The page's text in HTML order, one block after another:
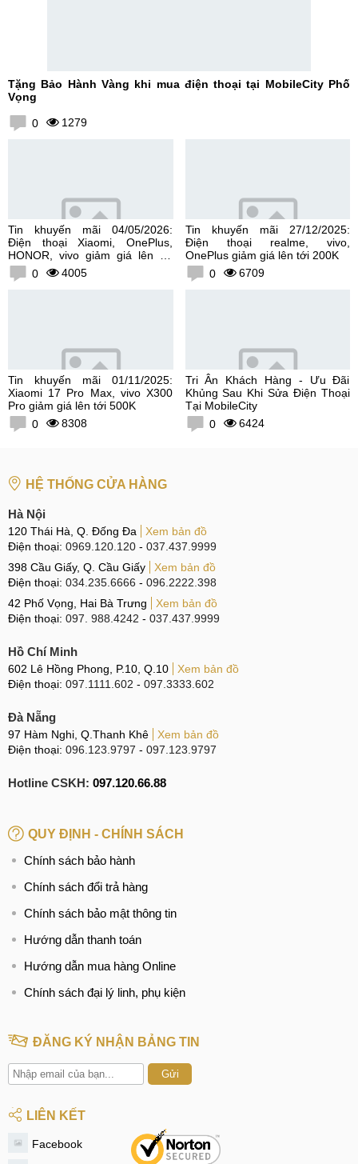
Tặng Bảo Hành Vàng khi mua điện thoại tại MobileCity Phố
Vọng
0 1279
Tin khuyến mãi 04/05/2026:
Điện thoại Xiaomi, OnePlus,
HONOR, vivo giảm giá lên tới
300K0 4005
Tin khuyến mãi 27/12/2025:
Điện thoại realme, vivo,
OnePlus giảm giá lên tới 200K
0
6709
Tin khuyến mãi 01/11/2025:
Xiaomi 17 Pro Max, vivo X300
Pro giảm giá lên tới 500K
0
8308
Tri Ân Khách Hàng - Ưu Đãi
Khủng Sau Khi Sửa Điện Thoại
Tại MobileCity
0
6424
HỆ THỐNG CỬA HÀNG
Hà Nội
120 Thái Hà, Q. Đống Đa
Xem bản đồ
Điện thoại: 0969.120.120 - 037.437.9999
398 Cầu Giấy, Q. Cầu Giấy
Xem bản đồ
Điện thoại: 034.235.6666 - 096.2222.398
42 Phố Vọng, Hai Bà Trưng
Xem bản đồ
Điện thoại: 097. 988.4242 - 037.437.9999
Hồ Chí Minh
602 Lê Hồng Phong, P.10, Q.10
Xem bản đồ
Điện thoại: 097.1111.602 - 097.3333.602
Đà Nẵng
97 Hàm Nghi, Q.Thanh Khê
Xem bản đồ
Điện thoại: 096.123.9797 - 097.123.9797
Hotline CSKH: 097.120.66.88
QUY ĐỊNH - CHÍNH SÁCH
Chính sách bảo hành
Chính sách đổi trả hàng
Chính sách bảo mật thông tin
Hướng dẫn thanh toán
Hướng dẫn mua hàng Online
Chính sách đại lý linh, phụ kiện
ĐĂNG KÝ NHẬN BẢNG TIN
Gửi
LIÊN KẾT
Facebook